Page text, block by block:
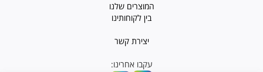
המוצרים שלנו
בין לקוחותינו
יצירת קשר
עקבו אחרינו: